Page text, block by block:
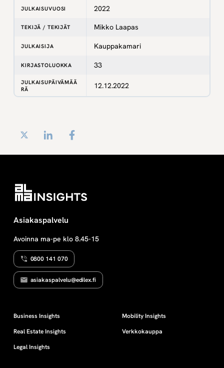
JULKAISUVUOSI 2022
TEKIJÄ / TEKIJÄT Mikko Laapas
JULKAISIJA Kauppakamari
KIRJASTOLUOKKA 33
JULKAISUPÄIVÄMÄÄ
RÄ
12.12.2022
Twitter LinkedIn
Asiakaspalvelu
Avoinna ma-pe klo 8.45-15
0800 141 070
asiakaspalvelu@edilex.fi
Business Insights
Real Estate Insights
Legal Insights
Mobility Insights
Verkkokauppa